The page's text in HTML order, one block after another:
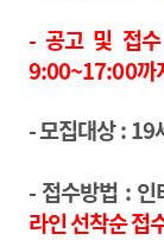
- 공고 및 접
9:00~17:00까
-모집대상: 19
- 접수방법 : 인
라인 선착순 접